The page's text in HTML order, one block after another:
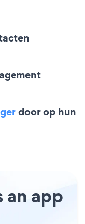
door op hun
an app